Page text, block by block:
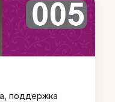
поддержка